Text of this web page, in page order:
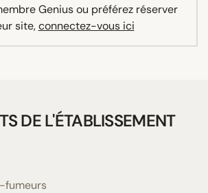
Genius ou préférez réserver
site,connectez-vous ici
DE L'ÉTABLISSEMENT
fumeurs